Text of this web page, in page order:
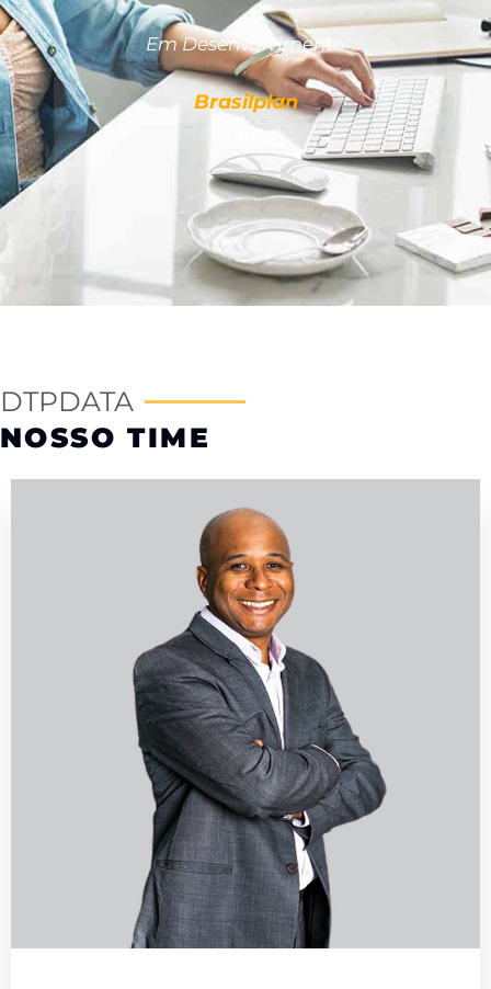
Em Desenvolvimento
Brasilplan
DTPDATA
NOSSO TIME